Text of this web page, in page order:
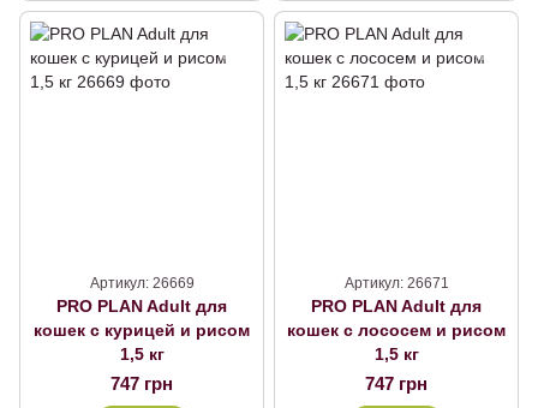
Артикул: 26669
PRO PLAN Adult для
кошек с курицей и рисом
1,5 кг
747 грн
Артикул: 26671
PRO PLAN Adult для
кошек с лососем и рисом
1,5 кг
747 грн